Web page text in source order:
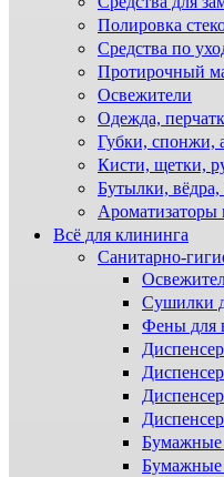
Полировка
Средства по
Протирочный
Освежители
Одежда,
Губки, спонжи,
Кисти, щетки,
Бутылки,
Ароматизаторы
Всё для клининга
Санитарно-
Сушилки
Фены для
Бумажные
Бумажные